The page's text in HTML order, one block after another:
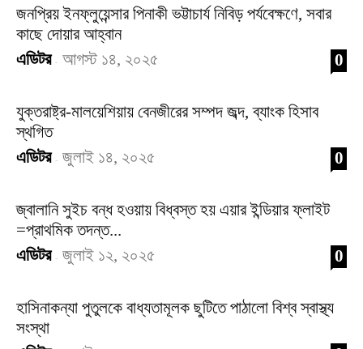
জনপ্রিয় ইনফ্লুয়েন্সার পিনাকী ভট্টাচার্য নিবিড় পর্যবেক্ষণে, সবার
কাছে দোয়ার আহ্বান
এডিটর - আগস্ট ১৪, ২০২৫ 0
যুক্তরাষ্ট্র-মালয়েশিয়ায় বেনজীরের সম্পদ জব্দ, ব্যাংক হিসাব
স্থগিত
এডিটর - জুলাই ১৪, ২০২৫ 0
জ্বালানি সুইচ বন্ধ হওয়ায় বিধ্বস্ত হয় এয়ার ইন্ডিয়ার ফ্লাইট
=প্রাথমিক তদন্ত...
এডিটর - জুলাই ১২, ২০২৫ 0
হাসিনাকন্যা পুতুলকে বাধ্যতামূলক ছুটিতে পাঠালো বিশ্ব স্বাস্থ্য
সংস্থা